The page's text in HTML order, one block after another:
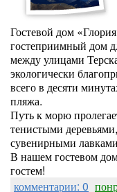
Гостевой дом
гостеприимный дом
между улицами
экологически
всего в десяти
пляжа.
Путь к морю
тенистыми
сувенирными
В нашем гостевом
гостем!
комментарии: 0